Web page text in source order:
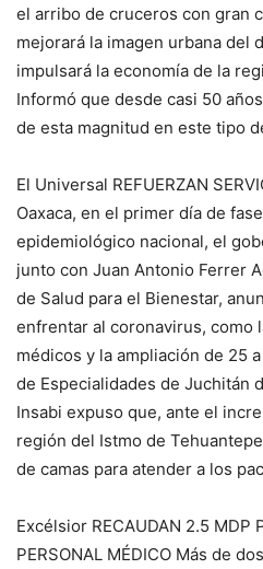
el arribo de cruceros con gran
mejorará la imagen urbana del
impulsará la economía de la
Informó que desde casi 50
de esta magnitud en este tipo
El Universal REFUERZAN
Oaxaca, en el primer día de
epidemiológico nacional, el
junto con Juan Antonio Ferrer
de Salud para el Bienestar,
enfrentar al coronavirus, como
médicos y la ampliación de 25
de Especialidades de Juchitán
Insabi expuso que, ante el
región del Istmo de
de camas para atender a los
Excélsior RECAUDAN 2.5 MDP
PERSONAL MÉDICO Más de